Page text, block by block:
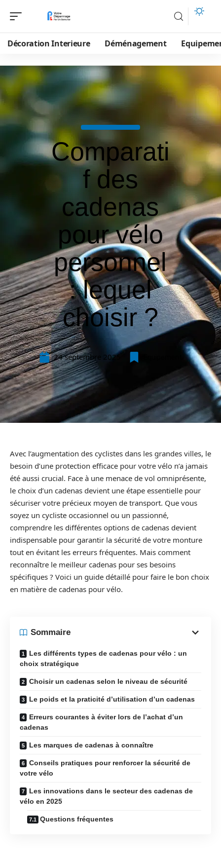
Décoration Interieure Déménagement
Comparati
f des
cadenas
pour vélo
personnel
: lequel
choisir ?
24 septembre 2025
Avec l’augmentation des cyclistes dans les grandes villes, le
besoin d’une protection efficace pour votre vélo n’a jamais
été aussi crucial. Face à une menace de vol omniprésente,
le choix d’un cadenas devient une étape essentielle pour
sécuriser votre précieux moyen de transport. Que vous
soyez un cycliste occasionnel ou un passionné,
comprendre les différentes options de cadenas devient
indispensable pour garantir la sécurité de votre monture
tout en évitant les erreurs fréquentes. Mais comment
reconnaître le meilleur cadenas pour ses besoins
spécifiques ? Voici un guide détaillé pour faire le bon choix
en matière de cadenas pour vélo.
Sommaire
Les différents types de cadenas pour vélo : un
choix stratégique
Choisir un cadenas selon le niveau de sécurité
Le poids et la praticité d’utilisation d’un cadenas
Erreurs courantes à éviter lors de l’achat d’un
cadenas
Les marques de cadenas à connaître
Conseils pratiques pour renforcer la sécurité de
votre vélo
Les innovations dans le secteur des cadenas de
vélo en 2025
Questions fréquentes